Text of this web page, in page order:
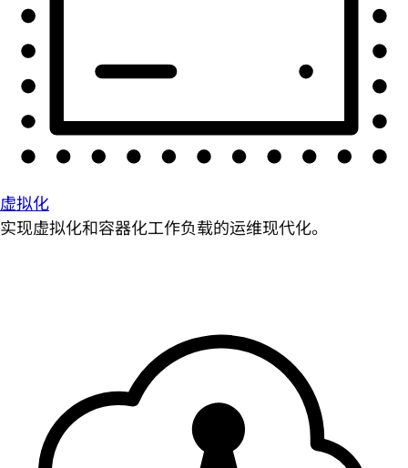
虚拟化
实现虚拟化和容器化工作负载的运维现代化。